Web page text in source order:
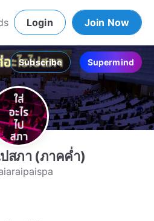
Login Join Now
Subscribe Supermind
ปสภา (ภาคค่ำ)